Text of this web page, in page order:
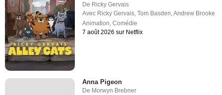
De Ricky Gervais
Avec Ricky Gervais ,Tom Basden ,Andrew Brooke
Animation ,Comédie
7 août 2026 sur Netflix
Anna Pigeon
De Morwyn Brebner